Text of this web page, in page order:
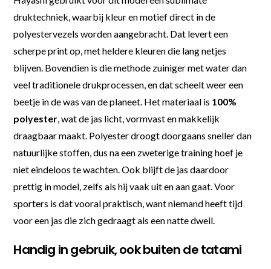
druktechniek, waarbij kleur en motief direct in de
polyestervezels worden aangebracht. Dat levert een
scherpe print op, met heldere kleuren die lang netjes
blijven. Bovendien is die methode zuiniger met water dan
veel traditionele drukprocessen, en dat scheelt weer een
beetje in de was van de planeet. Het materiaal is 100%
polyester, wat de jas licht, vormvast en makkelijk
draagbaar maakt. Polyester droogt doorgaans sneller dan
natuurlijke stoffen, dus na een zweterige training hoef je
niet eindeloos te wachten. Ook blijft de jas daardoor
prettig in model, zelfs als hij vaak uit en aan gaat. Voor
sporters is dat vooral praktisch, want niemand heeft tijd
voor een jas die zich gedraagt als een natte dweil.
Handig in gebruik, ook buiten de tatami